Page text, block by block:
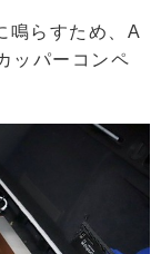
鳴らすため、A
ッパーコンペ